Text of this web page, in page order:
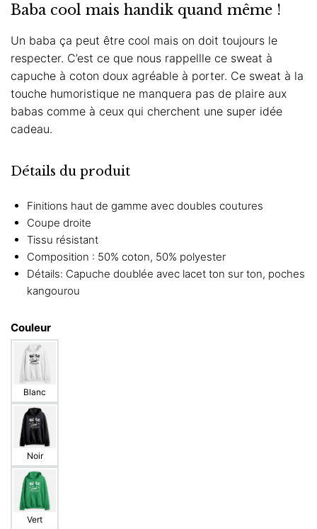
Baba cool mais handik quand même !
Un baba ça peut être cool mais on doit toujours le
respecter. C’est ce que nous rappellle ce sweat à
capuche à coton doux agréable à porter. Ce sweat à la
touche humoristique ne manquera pas de plaire aux
babas comme à ceux qui cherchent une super idée
cadeau.
Détails du produit
Finitions haut de gamme avec doubles coutures
Coupe droite
Tissu résistant
Composition : 50% coton, 50% polyester
Détails: Capuche doublée avec lacet ton sur ton, poches
kangourou
Couleur
Blanc
Noir
Vert